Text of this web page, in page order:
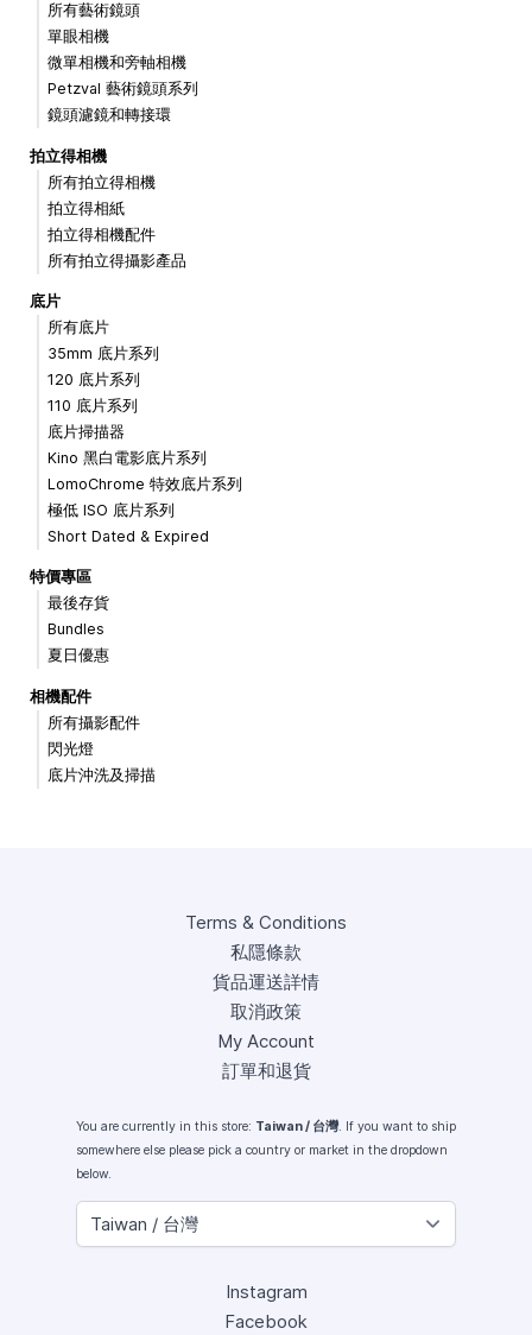
所有藝術鏡頭
單眼相機
微單相機和旁軸相機
Petzval 藝術鏡頭系列
鏡頭濾鏡和轉接環
拍立得相機
所有拍立得相機
拍立得相紙
拍立得相機配件
所有拍立得攝影產品
底片
所有底片
35mm 底片系列
120 底片系列
110 底片系列
底片掃描器
Kino 黑白電影底片系列
LomoChrome 特效底片系列
極低 ISO 底片系列
Short Dated & Expired
特價專區
最後存貨
Bundles
夏日優惠
相機配件
所有攝影配件
閃光燈
底片沖洗及掃描
Terms & Conditions
私隱條款
貨品運送詳情
取消政策
My Account
訂單和退貨
You are currently in this store: Taiwan / 台灣. If you want to ship
somewhere else please pick a country or market in the dropdown
below.
Instagram
Facebook